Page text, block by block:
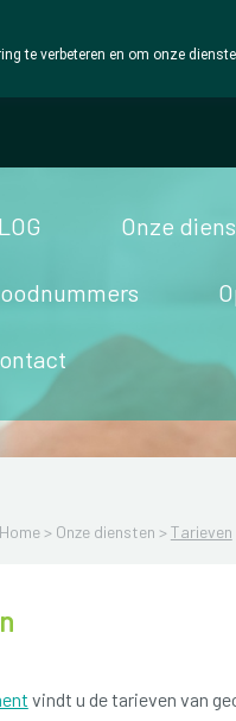
Onze
> Onze diensten >Tarieven
vindt u de tarieven van
te verbeteren en om onze